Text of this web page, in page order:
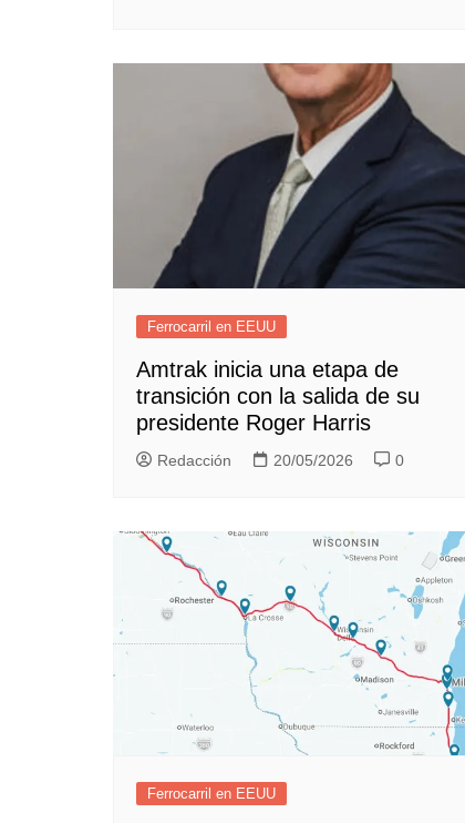
Ferrocarril en EEUU
Amtrak inicia una etapa de
transición con la salida de su
presidente Roger Harris
Redacción 20/05/2026 0
Ferrocarril en EEUU